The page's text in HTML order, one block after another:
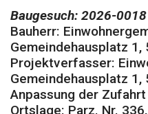
Baugesuch: 2026-0018
Bauherr:
Gemeindehausplatz 1,
Projektverfasser:
Gemeindehausplatz
Anpassung der
Ortslage: Parz. Nr.